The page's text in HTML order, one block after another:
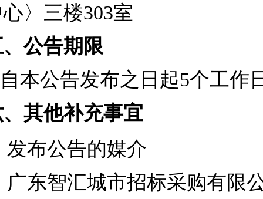
〉三楼303室
公告期限
自本公告发布之日起5个工作
其他补充事宜
发布公告的媒介
广东智汇城市招标采购有限